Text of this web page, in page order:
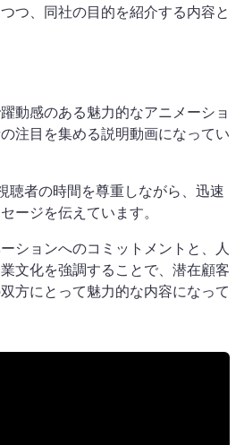
つ、同社の目的を紹介する内容と
動感のある魅力的なアニメーショ
注目を集める説明動画になってい
聴者の時間を尊重しながら、迅速
ージを伝えています。
ションへのコミットメントと、人
文化を強調することで、潜在顧客
方にとって魅力的な内容になって